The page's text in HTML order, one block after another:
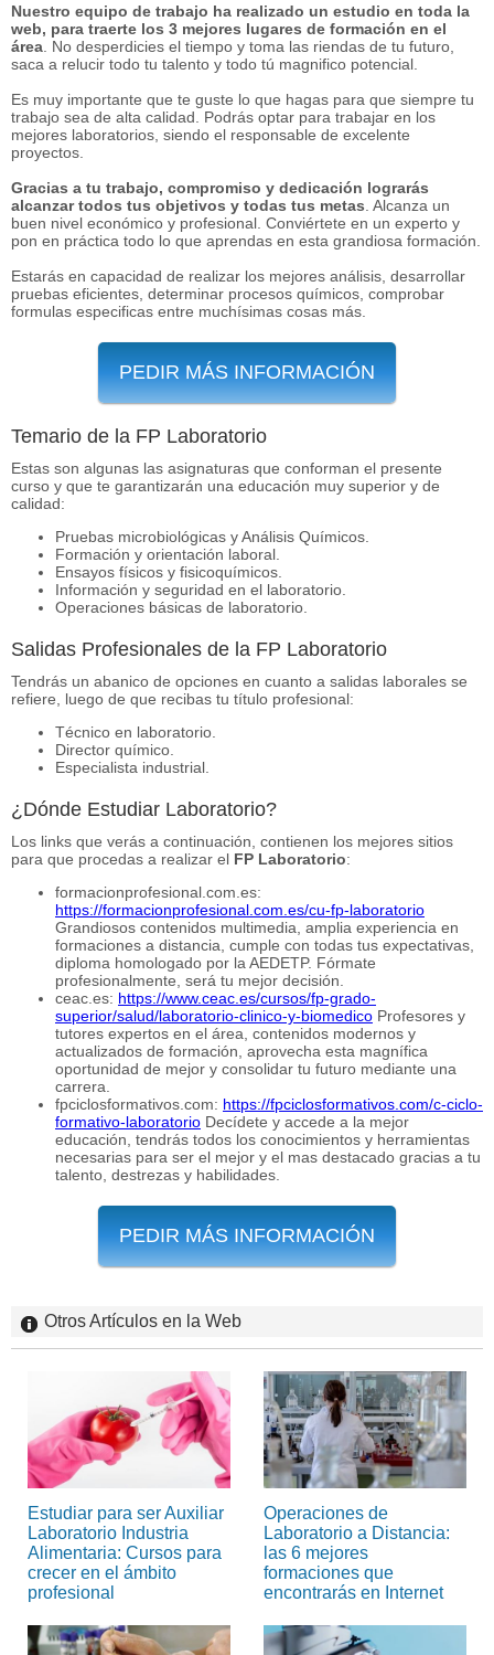
Nuestro equipo de trabajo ha realizado un estudio en toda la
web, para traerte los 3 mejores lugares de formación en el
área . No desperdicies el tiempo y toma las riendas de tu futuro,
saca a relucir todo tu talento y todo tú magnifico potencial.
Es muy importante que te guste lo que hagas para que siempre tu
trabajo sea de alta calidad. Podrás optar para trabajar en los
mejores laboratorios, siendo el responsable de excelente
proyectos.
Gracias a tu trabajo, compromiso y dedicación lograrás
alcanzar todos tus objetivos y todas tus metas . Alcanza un
buen nivel económico y profesional. Conviértete en un experto y
pon en práctica todo lo que aprendas en esta grandiosa formación.
Estarás en capacidad de realizar los mejores análisis, desarrollar
pruebas eficientes, determinar procesos químicos, comprobar
formulas especificas entre muchísimas cosas más.
PEDIR MÁS INFORMACIÓN
Temario de la FP Laboratorio
Estas son algunas las asignaturas que conforman el presente
curso y que te garantizarán una educación muy superior y de
calidad:
Pruebas microbiológicas y Análisis Químicos.
Formación y orientación laboral.
Ensayos físicos y fisicoquímicos.
Información y seguridad en el laboratorio.
Operaciones básicas de laboratorio.
Salidas Profesionales de la FP Laboratorio
Tendrás un abanico de opciones en cuanto a salidas laborales se
refiere, luego de que recibas tu título profesional:
Técnico en laboratorio.
Director químico.
Especialista industrial.
¿Dónde Estudiar Laboratorio?
Los links que verás a continuación, contienen los mejores sitios
para que procedas a realizar el FP Laboratorio:
formacionprofesional.com.es:
https://formacionprofesional.com.es/cu-fp-laboratorio
Grandiosos contenidos multimedia, amplia experiencia en
formaciones a distancia, cumple con todas tus expectativas,
diploma homologado por la AEDETP. Fórmate
profesionalmente, será tu mejor decisión.
ceac.es: https://www.ceac.es/cursos/fp-grado-
superior/salud/laboratorio-clinico-y-biomedico Profesores y
tutores expertos en el área, contenidos modernos y
actualizados de formación, aprovecha esta magnífica
oportunidad de mejor y consolidar tu futuro mediante una
carrera.
fpciclosformativos.com: https://fpciclosformativos.com/c-ciclo-
formativo-laboratorio Decídete y accede a la mejor
educación, tendrás todos los conocimientos y herramientas
necesarias para ser el mejor y el mas destacado gracias a tu
talento, destrezas y habilidades.
PEDIR MÁS INFORMACIÓN
Otros Artículos en la Web
Estudiar para ser Auxiliar
Laboratorio Industria
Alimentaria: Cursos para
crecer en el ámbito
profesional
Operaciones de
Laboratorio a Distancia:
las 6 mejores
formaciones que
encontrarás en Internet